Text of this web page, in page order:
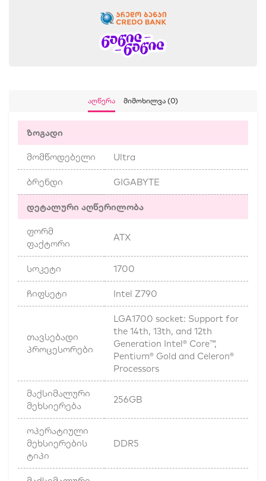
Აღწერა Მიმოხილვა (0)
ზოგადი
მომწოდებელი Ultra
ბრენდი GIGABYTE
დეტალური აღწერილობა
ფორმ
ფაქტორი
ATX
სოკეტი 1700
ჩიფსეტი Intel Z790
თავსებადი
პროცესორები
LGA1700 socket: Support for
the 14th, 13th, and 12th
Generation Intel® Core™,
Pentium® Gold and Celeron®
Processors
მაქსიმალური
მეხსიერება
256GB
ოპერატიული
მეხსიერების
ტიპი
DDR5